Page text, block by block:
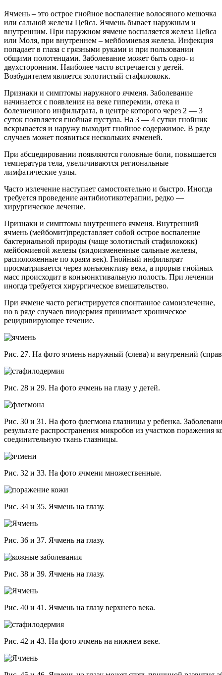
Ячмень – это острое гнойное воспаление волосяного мешочка
или сальной железы Цейса. Ячмень бывает наружным и
внутренним. При наружном ячмене воспаляется железа Цейса
или Моля, при внутреннем – мейбомиевая железа. Инфекция
попадает в глаза с грязными руками и при пользовании
общими полотенцами. Заболевание может быть одно- и
двухсторонним. Наиболее часто встречается у детей.
Возбудителем является золотистый стафилококк.
Признаки и симптомы наружного ячменя. Заболевание
начинается с появления на веке гиперемии, отека и
болезненного инфильтрата, в центре которого через 2 — 3
суток появляется гнойная пустула. На 3 — 4 сутки гнойник
вскрывается и наружу выходит гнойное содержимое. В ряде
случаев может появиться нескольких ячменей.
При абсцедировании появляются головные боли, повышается
температура тела, увеличиваются региональные
лимфатические узлы.
Часто излечение наступает самостоятельно и быстро. Иногда
требуется проведение антибиотикотерапии, редко —
хирургическое лечение.
Признаки и симптомы внутреннего ячменя. Внутренний
ячмень (мейбомит)представляет собой острое воспаление
бактериальной природы (чаще золотистый стафилококк)
мейбомиевой железы (видоизмененные сальные железы,
расположенные по краям век). Гнойный инфильтрат
просматривается через конъюнктиву века, а прорыв гнойных
масс происходит в конъюнктивальную полость. При лечении
иногда требуется хирургическое вмешательство.
При ячмене часто регистрируется спонтанное самоизлечение,
но в ряде случаев пиодермия принимает хроническое
рецидивирующее течение.
Рис. 27. На фото ячмень наружный (слева) и внутренний
Рис. 28 и 29. На фото ячмень на глазу у детей.
Рис. 30 и 31. На фото флегмона глазницы у ребенка.
результате распространения микробов из участков поражения
соединительную ткань глазницы.
Рис. 32 и 33. На фото ячмени множественные.
Рис. 34 и 35. Ячмень на глазу.
Рис. 36 и 37. Ячмень на глазу.
Рис. 38 и 39. Ячмень на глазу.
Рис. 40 и 41. Ячмень на глазу верхнего века.
Рис. 42 и 43. На фото ячмень на нижнем веке.